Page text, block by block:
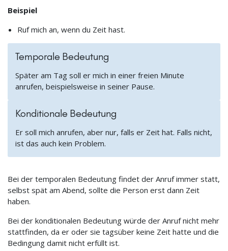
Beispiel
Ruf mich an, wenn du Zeit hast.
Temporale Bedeutung
Später am Tag soll er mich in einer freien Minute
anrufen, beispielsweise in seiner Pause.
Konditionale Bedeutung
Er soll mich anrufen, aber nur, falls er Zeit hat. Falls nicht,
ist das auch kein Problem.
Bei der temporalen Bedeutung findet der Anruf immer statt,
selbst spät am Abend, sollte die Person erst dann Zeit
haben.
Bei der konditionalen Bedeutung würde der Anruf nicht mehr
stattfinden, da er oder sie tagsüber keine Zeit hatte und die
Bedingung damit nicht erfüllt ist.